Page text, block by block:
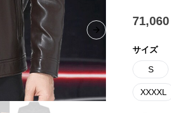
Next slide
71,060
サイズ
S
XXXXL